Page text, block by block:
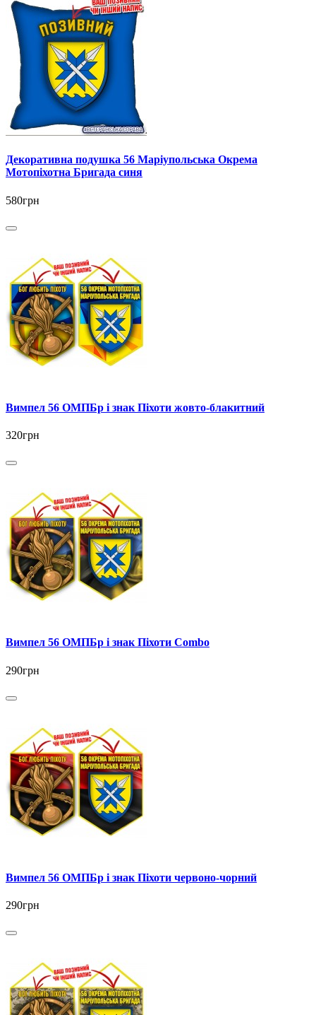
Декоративна подушка 56 Маріупольська Окрема
Мотопіхотна Бригада синя
580грн
Вимпел 56 ОМПБр і знак Піхоти жовто-блакитний
320грн
Вимпел 56 ОМПБр і знак Піхоти Combo
290грн
Вимпел 56 ОМПБр і знак Піхоти червоно-чорний
290грн